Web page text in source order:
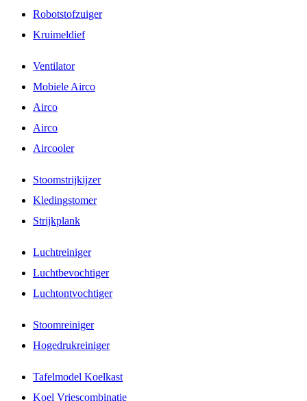
Robotstofzuiger
Kruimeldief
Ventilator
Mobiele Airco
Airco
Airco
Aircooler
Stoomstrijkijzer
Kledingstomer
Strijkplank
Luchtreiniger
Luchtbevochtiger
Luchtontvochtiger
Stoomreiniger
Hogedrukreiniger
Tafelmodel Koelkast
Koel Vriescombinatie